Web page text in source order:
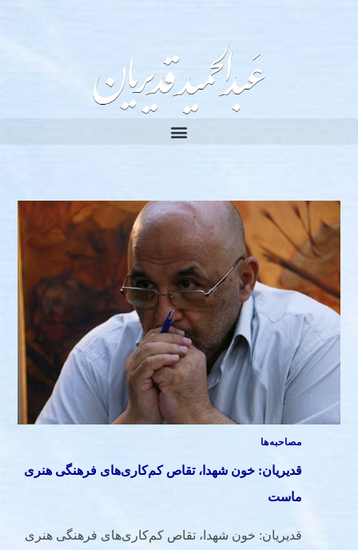
مصاحبه‌ها
قدیریان: خون شهدا، تقاص کم‌کاری‌های فرهنگی هنری
ماست
قدیریان: خون شهدا، تقاص کم‌کاری‌های فرهنگی هنری